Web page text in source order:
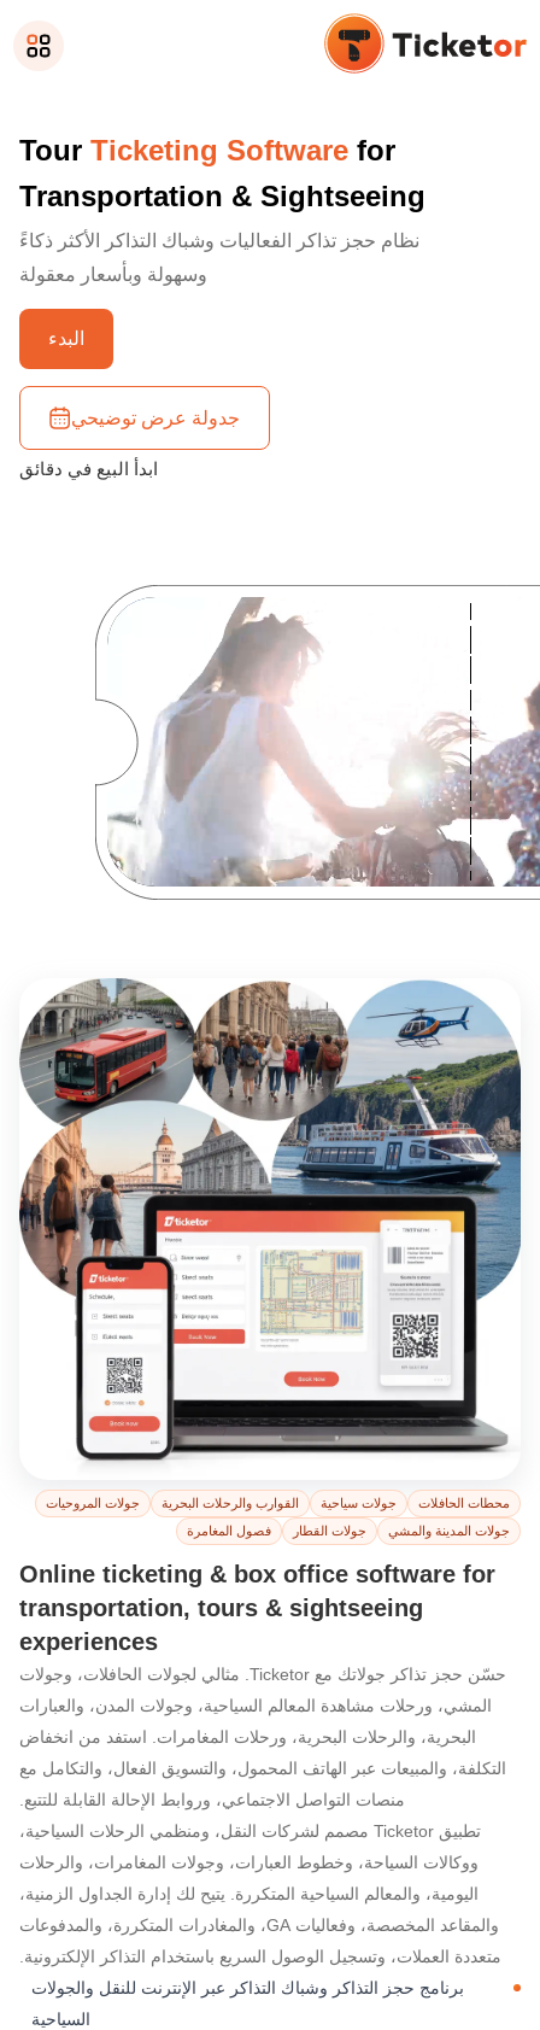
Tour Ticketing Software for
Transportation & Sightseeing
نظام حجز تذاكر الفعاليات وشباك التذاكر الأكثر ذكاءً
وسهولة وبأسعار معقولة
البدء
جدولة عرض توضيحي
ابدأ البيع في دقائق
برنامج حجز تذاكر
محطات الحافلات جولات سياحية القوارب والرحلات البحرية
جولات المروحيات
جولات المدينة والمشي
جولات القطار فصول المغامرة
Online ticketing & box office software for
transportation, tours & sightseeing
experiences
حسّن حجز تذاكر جولاتك مع Ticketor. مثالي لجولات الحافلات، وجولات
المشي، ورحلات مشاهدة المعالم السياحية، وجولات المدن، والعبارات
البحرية، والرحلات البحرية، ورحلات المغامرات. استفد من انخفاض
التكلفة، والمبيعات عبر الهاتف المحمول، والتسويق الفعال، والتكامل مع
منصات التواصل الاجتماعي، وروابط الإحالة القابلة للتتبع.
تطبيق Ticketor مصمم لشركات النقل، ومنظمي الرحلات السياحية،
ووكالات السياحة، وخطوط العبارات، وجولات المغامرات، والرحلات
اليومية، والمعالم السياحية المتكررة. يتيح لك إدارة الجداول الزمنية،
والمقاعد المخصصة، وفعاليات GA، والمغادرات المتكررة، والمدفوعات
متعددة العملات، وتسجيل الوصول السريع باستخدام التذاكر الإلكترونية.
برنامج حجز التذاكر وشباك التذاكر عبر الإنترنت للنقل والجولات
السياحية